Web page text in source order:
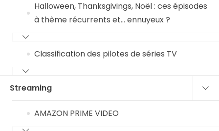
Halloween, Thanksgivings, Noël : ces épisodes
à thème récurrents et… ennuyeux ?
Classification des pilotes de séries TV
Streaming
AMAZON PRIME VIDEO